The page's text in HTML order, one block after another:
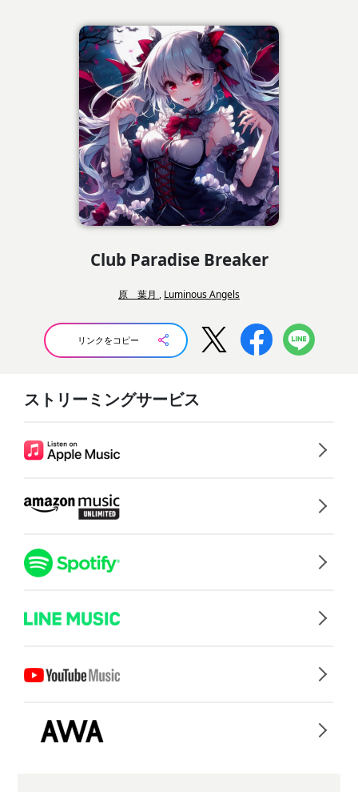
Club Paradise Breaker
原 葉月 , Luminous Angels
リンクをコピー
ストリーミングサービス